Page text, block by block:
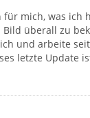
für mich, was ich
überall zu
und arbeite
letzte Update